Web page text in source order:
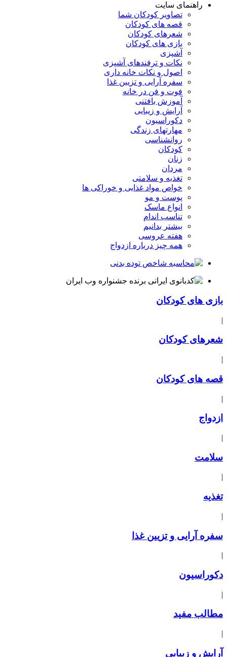
راهنمای سایت
تصاویر کودکان شما
قصه های کودکان
شعرهای کودکان
بازی های کودکان
آشپزی
نکات و ترفندهای آشپزی
اصول و نکات خانه داری
سفره آرایی و تزیین غذا
فوت و فن در خانه
آموزش بافتنی
آرایش و زیبایی
دکوراسیون
مهارتهای زندگی
روانشناسی
کودکان
زنان
مردان
تغذیه و سلامتی
خواص مواد غذایی و خوراکی ها
پوست و مو
انواع ماسک
تناسب اندام
بیشتر بدانیم
هفته عروسی
همه چیز درباره ازدواج
بازی های کودکان
|
شعرهای کودکان
|
قصه های کودکان
|
ازدواج
|
سلامت
|
تغذیه
|
سفره آرایی و تزیین غذا
|
دکوراسیون
|
مطالب مفید
|
آرایش و زیبایی